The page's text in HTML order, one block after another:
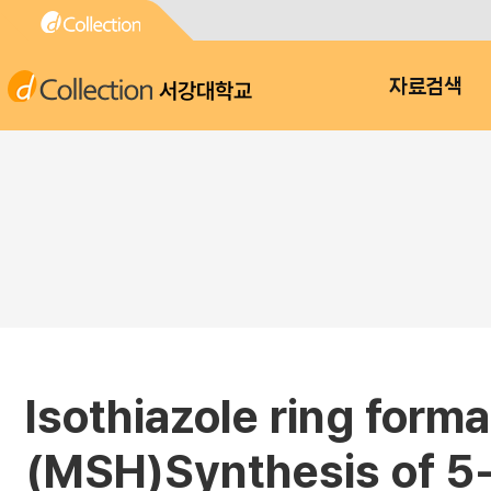
서강대학교 자료검색
Isothiazole ring
(MSH)Synthesis of